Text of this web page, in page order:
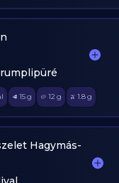
🥩 15g 🥔 12 g 🫒 1.8g
Hagymás-